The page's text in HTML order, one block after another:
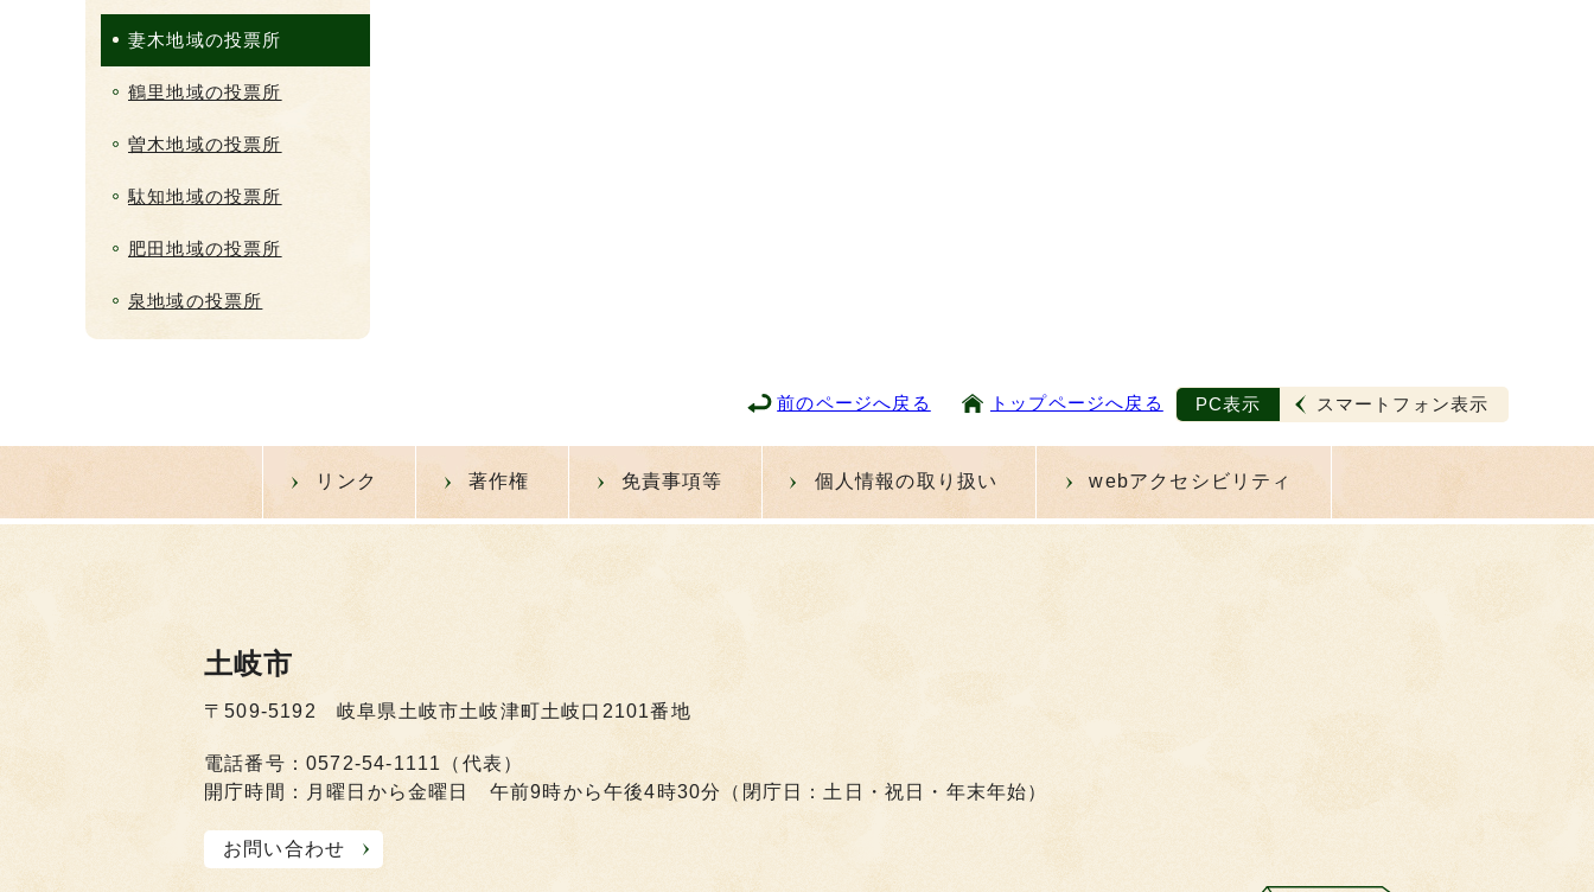
妻木地域の投票所
鶴里地域の投票所
曽木地域の投票所
駄知地域の投票所
肥田地域の投票所
泉地域の投票所
前のページへ戻る トップページへ戻る PC表示 スマートフォン表示
リンク 著作権 免責事項等 個人情報の取り扱い webアクセシビリティ
土岐市
〒509-5192 岐阜県土岐市土岐津町土岐口2101番地
電話番号：0572-54-1111（代表）
開庁時間：月曜日から金曜日 午前9時から午後4時30分（閉庁日：土日・祝日・年末年始）
お問い合わせ